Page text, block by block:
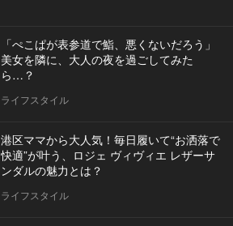
「ぺこぱが表参道で鮨、悪くないだろう」
美女を隣に、大人の夜を過ごしてみた
ら…？
ライフスタイル
港区ママから大人気！毎日履いて“お洒落で
快適”が叶う、ロジェ ヴィヴィエ レザーサ
ンダルの魅力とは？
ライフスタイル